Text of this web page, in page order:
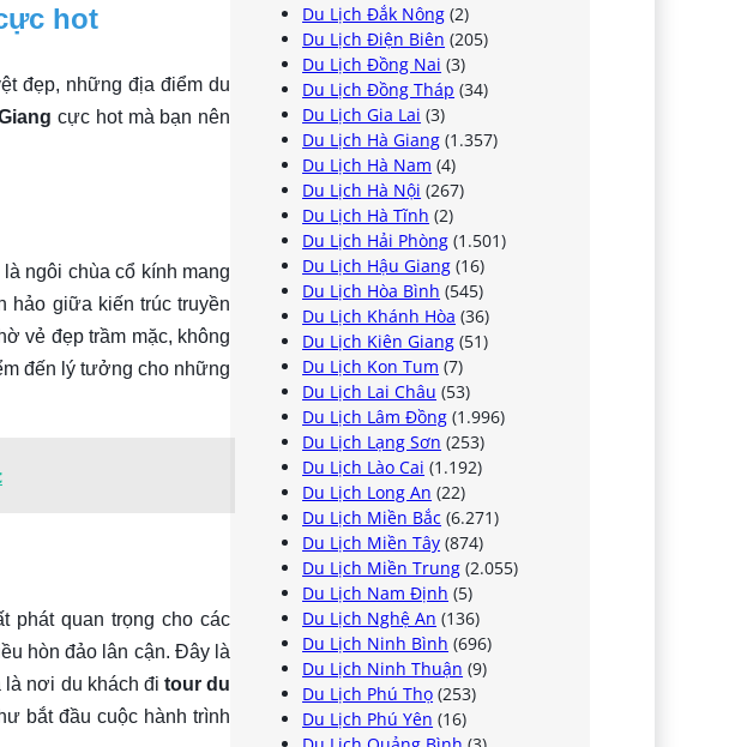
hot
đẹp, những địa điểm du
cực hot mà bạn nên
ngôi chùa cổ kính mang
hảo giữa kiến trúc truyền
vẻ đẹp trầm mặc, không
đến lý tưởng cho những
phát quan trọng cho các
hòn đảo lân cận. Đây là
là nơi du khách đi tour du
bắt đầu cuộc hành trình
Du Lịch Đắk Nông (2)
Du Lịch Điện Biên (205)
Du Lịch Đồng Nai (3)
Du Lịch Đồng Tháp (34)
Du Lịch Gia Lai (3)
Du Lịch Hà Giang (1.357)
Du Lịch Hà Nam (4)
Du Lịch Hà Nội (267)
Du Lịch Hà Tĩnh (2)
Du Lịch Hải Phòng (1.501)
Du Lịch Hậu Giang (16)
Du Lịch Hòa Bình (545)
Du Lịch Khánh Hòa (36)
Du Lịch Kiên Giang (51)
Du Lịch Kon Tum (7)
Du Lịch Lai Châu (53)
Du Lịch Lâm Đồng (1.996)
Du Lịch Lạng Sơn (253)
Du Lịch Lào Cai (1.192)
Du Lịch Long An (22)
Du Lịch Miền Bắc (6.271)
Du Lịch Miền Tây (874)
Du Lịch Miền Trung (2.055)
Du Lịch Nam Định (5)
Du Lịch Nghệ An (136)
Du Lịch Ninh Bình (696)
Du Lịch Ninh Thuận (9)
Du Lịch Phú Thọ (253)
Du Lịch Phú Yên (16)